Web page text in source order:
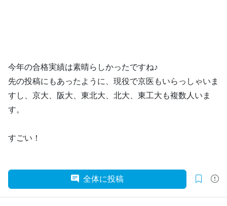
今年の合格実績は素晴らしかったですね♪
先の投稿にもあったように、現役で京医もいらっしゃいま
すし、京大、阪大、東北大、北大、東工大も複数人いま
す。
すごい！
全体に投稿